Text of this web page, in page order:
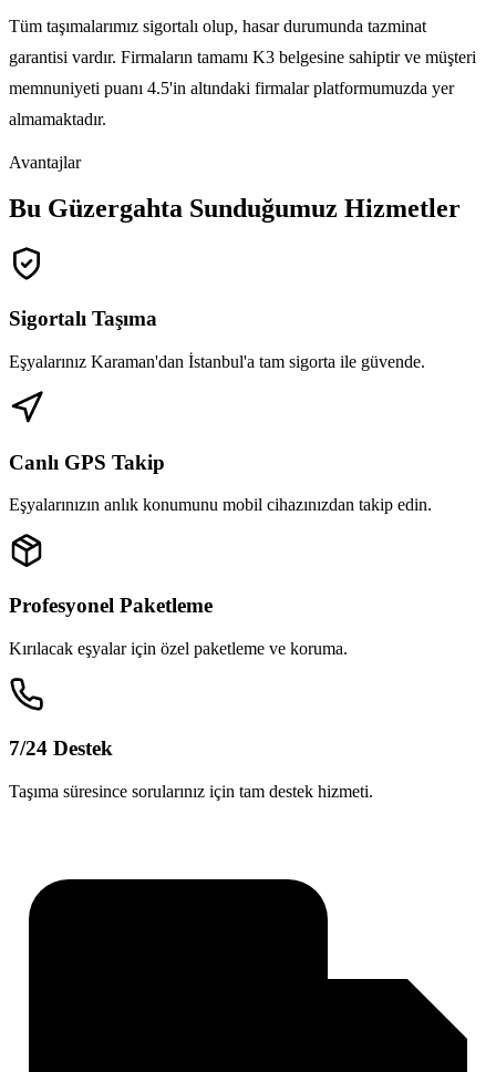
Tüm taşımalarımız sigortalı olup, hasar durumunda tazminat
garantisi vardır. Firmaların tamamı K3 belgesine sahiptir ve müşteri
memnuniyeti puanı 4.5'in altındaki firmalar platformumuzda yer
almamaktadır.
Avantajlar
Bu Güzergahta Sunduğumuz Hizmetler
Sigortalı Taşıma
Eşyalarınız Karaman'dan İstanbul'a tam sigorta ile güvende.
Canlı GPS Takip
Eşyalarınızın anlık konumunu mobil cihazınızdan takip edin.
Profesyonel Paketleme
Kırılacak eşyalar için özel paketleme ve koruma.
7/24 Destek
Taşıma süresince sorularınız için tam destek hizmeti.